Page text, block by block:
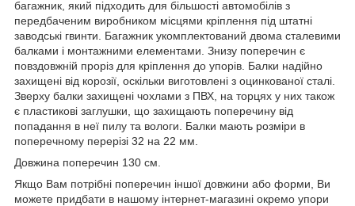
багажник, який підходить для більшості автомобілів з
передбаченим виробником місцями кріплення під штатні
заводські гвинти. Багажник укомплектований двома сталевими
балками і монтажними елементами. Знизу поперечин є
повздовжній проріз для кріплення до упорів. Балки надійно
захищені від корозії, оскільки виготовлені з оцинкованої сталі.
Зверху балки захищені чохлами з ПВХ, на торцях у них також
є пластикові заглушки, що захищають поперечину від
попадання в неї пилу та вологи. Балки мають розміри в
поперечному перерізі 32 на 22 мм.
Довжина поперечин 130 см.
Якщо Вам потрібні поперечин іншої довжини або форми, Ви
можете придбати в нашому інтернет-магазині окремо упори